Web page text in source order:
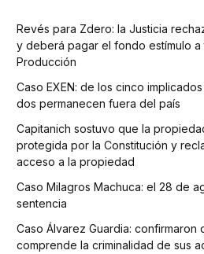
Revés para Zdero: la Justicia
y deberá pagar el fondo estímulo
Producción
Caso EXEN: de los cinco
dos permanecen fuera del país
Capitanich sostuvo que la
protegida por la Constitución y
acceso a la propiedad
Caso Milagros Machuca: el 28 de
sentencia
Caso Álvarez Guardia: confirmaron
comprende la criminalidad de sus